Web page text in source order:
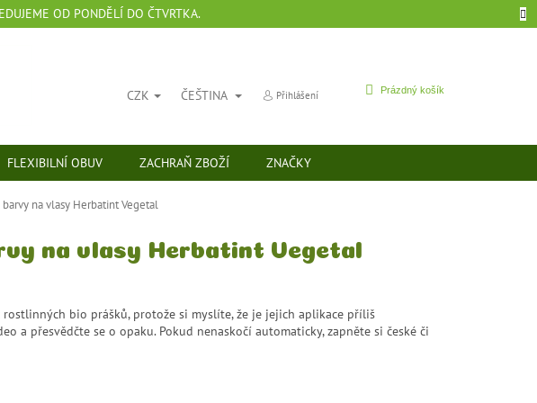
OD PONDĚLÍ DO ČTVRTKA.
CZK ČEŠTINA Přihlášení
NÁKUPNÍ
Prázdný košík
FLEXIBILNÍ OBUV ZACHRAŇ ZBOŽÍ ZNAČKY
na vlasy Herbatint Vegetal
na vlasy Herbatint Vegetal
rostlinných bio prášků, protože si myslíte, že je jejich aplikace příliš
a přesvědčte se o opaku. Pokud nenaskočí automaticky, zapněte si české či